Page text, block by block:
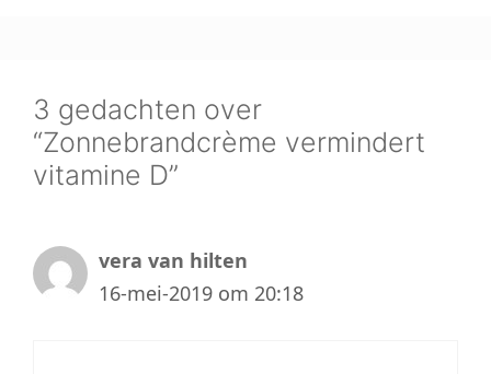
3 gedachten over
“Zonnebrandcrème vermindert
vitamine D”
vera van hilten
16-mei-2019 om 20:18